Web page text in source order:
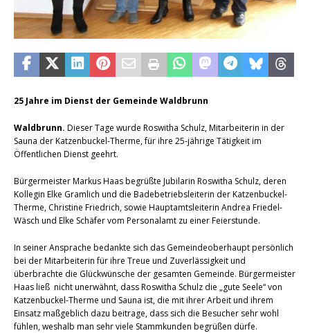
25 Jahre im Dienst der Gemeinde Waldbrunn
Waldbrunn. Dieser Tage wurde Roswitha Schulz, Mitarbeiterin in der
Sauna der Katzenbuckel-Therme, für ihre 25-jährige Tätigkeit im
Öffentlichen Dienst geehrt.
Bürgermeister Markus Haas begrüßte Jubilarin Roswitha Schulz, deren
Kollegin Elke Gramlich und die Badebetriebsleiterin der Katzenbuckel-
Therme, Christine Friedrich, sowie Hauptamtsleiterin Andrea Friedel-
Wäsch und Elke Schäfer vom Personalamt zu einer Feierstunde.
In seiner Ansprache bedankte sich das Gemeindeoberhaupt persönlich
bei der Mitarbeiterin für ihre Treue und Zuverlässigkeit und
überbrachte die Glückwünsche der gesamten Gemeinde. Bürgermeister
Haas ließ nicht unerwähnt, dass Roswitha Schulz die „gute Seele“ von
Katzenbuckel-Therme und Sauna ist, die mit ihrer Arbeit und ihrem
Einsatz maßgeblich dazu beitrage, dass sich die Besucher sehr wohl
fühlen, weshalb man sehr viele Stammkunden begrüßen dürfe.